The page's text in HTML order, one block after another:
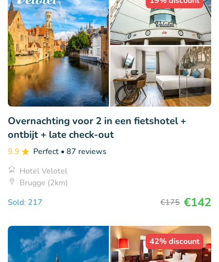
Overnachting voor 2 in een fietshotel +
ontbijt + late check-out
9.9 Perfect • 87 reviews
Hotel Velotel
Brugge (2km)
Sold: 217
€175 €142
42% discount